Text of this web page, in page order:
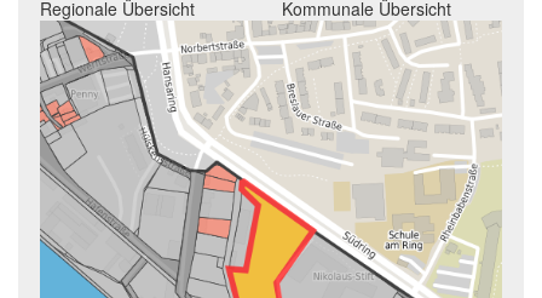
Regionale Übersicht Kommunale Übersicht